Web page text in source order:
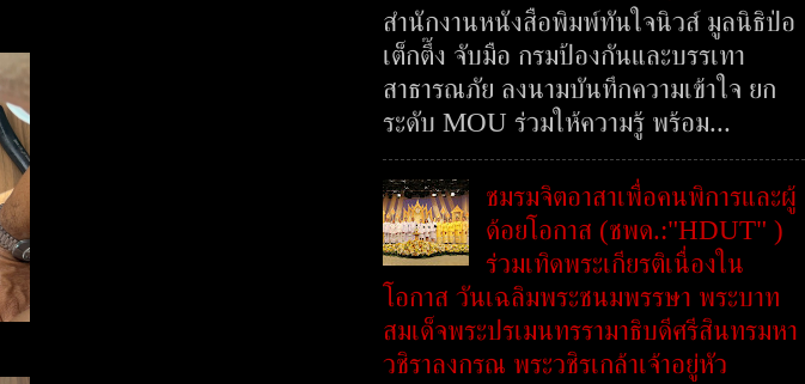
สำนักงานหนังสือพิมพ์ทันใจนิวส์ มูลนิธิป่อ
เต็กตึ๊ง จับมือ กรมป้องกันและบรรเทา
สาธารณภัย ลงนามบันทึกความเข้าใจ ยก
ระดับ MOU ร่วมให้ความรู้ พร้อม...
ชมรมจิตอาสาเพื่อคนพิการและผู้
ด้อยโอกาส (ชพด.:"HDUT" )
ร่วมเทิดพระเกียรติเนื่องใน
โอกาส วันเฉลิมพระชนมพรรษา พระบาท
สมเด็จพระปรเมนทรรามาธิบดีศรีสินทรมหา
วชิราลงกรณ พระวชิรเกล้าเจ้าอยู่หัว